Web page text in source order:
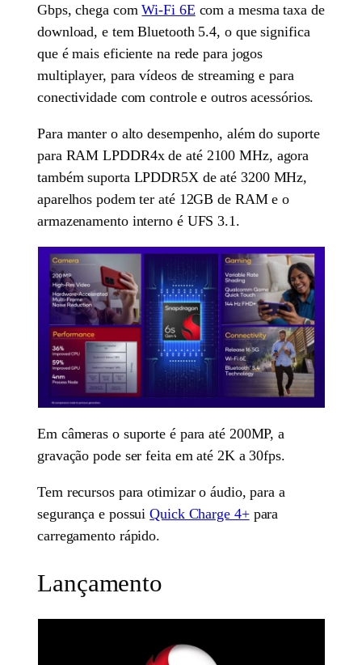
Gbps, chega comWi-Fi 6E com a mesma taxa de
download, e tem Bluetooth 5.4, o que significa
que é mais eficiente na rede para jogos
multiplayer, para vídeos de streaming e para
conectividade com controle e outros acessórios.
Para manter o alto desempenho, além do suporte
para RAM LPDDR4x de até 2100 MHz, agora
também suporta LPDDR5X de até 3200 MHz,
aparelhos podem ter até 12GB de RAM e o
armazenamento interno é UFS 3.1.
Em câmeras o suporte é para até 200MP, a
gravação pode ser feita em até 2K a 30fps.
Tem recursos para otimizar o áudio, para a
segurança e possuiQuick Charge 4+para
carregamento rápido.
Lançamento